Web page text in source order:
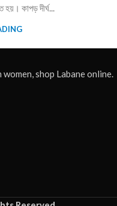
কাপড় দীর্ঘ...
shop Labane online.